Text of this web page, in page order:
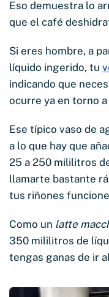
Eso demuestra lo
que el café
Si eres hombre, a
líquido ingerido, tu
indicando que
ocurre ya en torno
Ese típico vaso de
a lo que hay que
25 a 250 mililitros
llamarte bastante
tus riñones
Como un latte
350 mililitros de
tengas ganas de ir